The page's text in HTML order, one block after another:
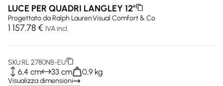
LUCE PER QUADRI LANGLEY 12"
Progettato daRalph LaurenVisual Comfort & Co
1 157.78 € IVA incl.
SKU:RL 2780NB-EU
6,4 cm 33 cm 0,9 kg
Visualizza dimensioni